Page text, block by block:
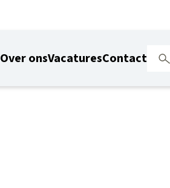
Over onsVacaturesContact